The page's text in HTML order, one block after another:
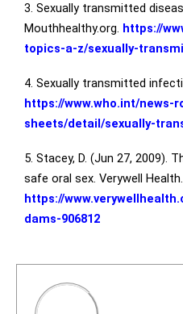
3. Sexually transmitted
Mouthhealthy.org. https://
topics-a-z/sexually-
4. Sexually transmitted
https://www.who.int/news-
sheets/detail/sexually-
5. Stacey, D. (Jun 27, 2009).
safe oral sex. Verywell Health.
https://
dams-906812